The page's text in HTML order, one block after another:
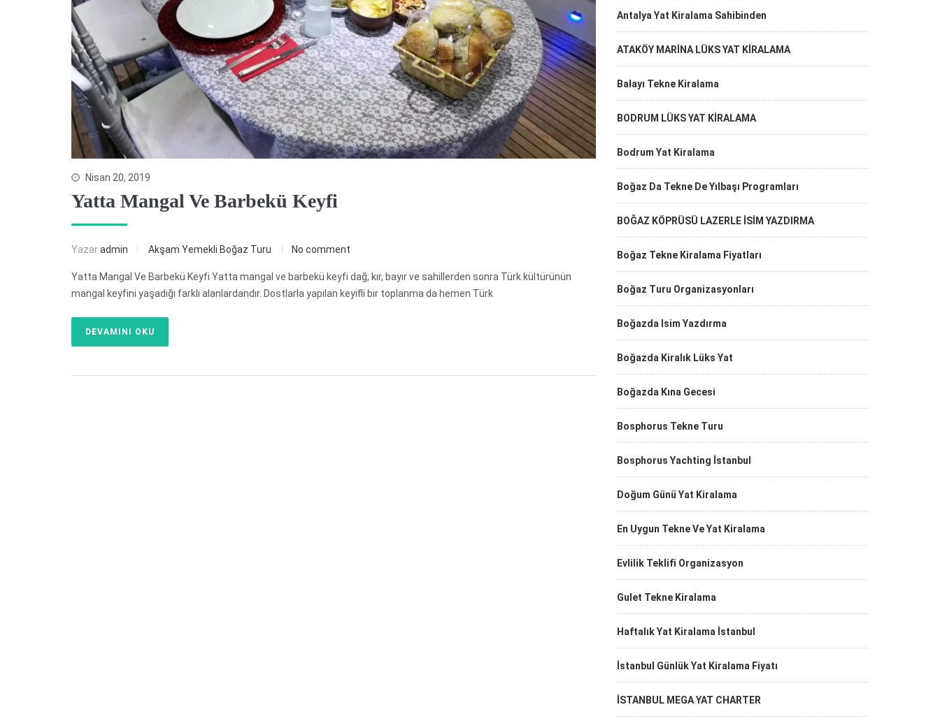
Nisan 20, 2019
Yatta Mangal Ve Barbekü Keyfi
Yazaradmin Akşam Yemekli Boğaz Turu No comment
Yatta Mangal Ve Barbekü Keyfi Yatta mangal ve barbekü keyfi dağ, kır, bayır ve sahillerden sonra Türk kültürünün
mangal keyfini yaşadığı farklı alanlardandır. Dostlarla yapılan keyifli bir toplanma da hemen Türk
DEVAMINI OKU
Antalya Yat Kiralama Sahibinden
ATAKÖY MARİNA LÜKS YAT KİRALAMA
Balayı Tekne Kiralama
BODRUM LÜKS YAT KİRALAMA
Bodrum Yat Kiralama
Boğaz Da Tekne De Yılbaşı Programları
BOĞAZ KÖPRÜSÜ LAZERLE İSİM YAZDIRMA
Boğaz Tekne Kiralama Fiyatları
Boğaz Turu Organizasyonları
Boğazda Isim Yazdırma
Boğazda Kiralık Lüks Yat
Boğazda Kına Gecesi
Bosphorus Tekne Turu
Bosphorus Yachting İstanbul
Doğum Günü Yat Kiralama
En Uygun Tekne Ve Yat Kiralama
Evlilik Teklifi Organizasyon
Gulet Tekne Kiralama
Haftalık Yat Kiralama İstanbul
İstanbul Günlük Yat Kiralama Fiyatı
İSTANBUL MEGA YAT CHARTER